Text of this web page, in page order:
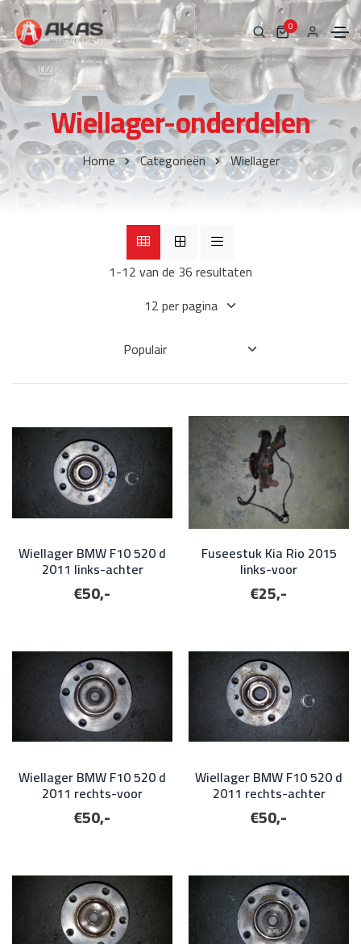
0
Wiellager-onderdelen
Home Categorieën Wiellager
1-12 van de 36 resultaten
Wiellager BMW F10 520 d
2011 links-achter
€50,-
Fuseestuk Kia Rio 2015
links-voor
€25,-
Wiellager BMW F10 520 d
2011 rechts-voor
€50,-
Wiellager BMW F10 520 d
2011 rechts-achter
€50,-